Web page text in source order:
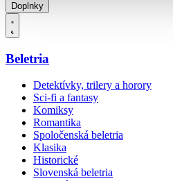
Doplnky
Beletria
Detektívky, trilery a horory
Sci-fi a fantasy
Komiksy
Romantika
Spoločenská beletria
Klasika
Historické
Slovenská beletria